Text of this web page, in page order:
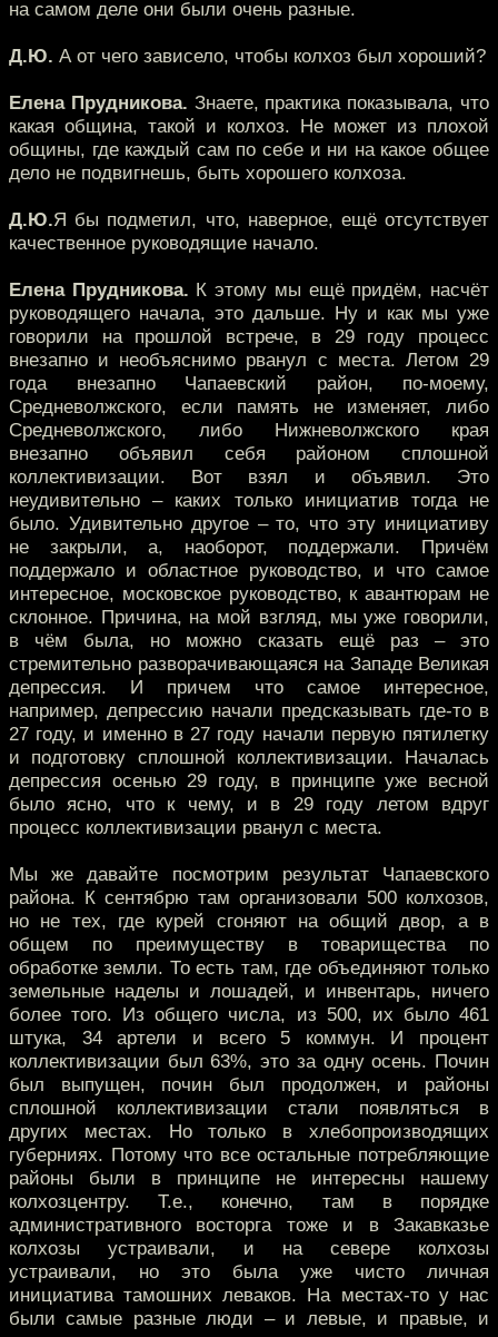
на самом деле они были очень разные.
Д.Ю. А от чего зависело, чтобы колхоз был хороший?
Елена Прудникова. Знаете, практика показывала, что
какая община, такой и колхоз. Не может из плохой
общины, где каждый сам по себе и ни на какое общее
дело не подвигнешь, быть хорошего колхоза.
Д.Ю.Я бы подметил, что, наверное, ещё отсутствует
качественное руководящие начало.
Елена Прудникова. К этому мы ещё придём, насчёт
руководящего начала, это дальше. Ну и как мы уже
говорили на прошлой встрече, в 29 году процесс
внезапно и необъяснимо рванул с места. Летом 29
года внезапно Чапаевский район, по-моему,
Средневолжского, если память не изменяет, либо
Средневолжского, либо Нижневолжского края
внезапно объявил себя районом сплошной
коллективизации. Вот взял и объявил. Это
неудивительно – каких только инициатив тогда не
было. Удивительно другое – то, что эту инициативу
не закрыли, а, наоборот, поддержали. Причём
поддержало и областное руководство, и что самое
интересное, московское руководство, к авантюрам не
склонное. Причина, на мой взгляд, мы уже говорили,
в чём была, но можно сказать ещё раз – это
стремительно разворачивающаяся на Западе Великая
депрессия. И причем что самое интересное,
например, депрессию начали предсказывать где-то в
27 году, и именно в 27 году начали первую пятилетку
и подготовку сплошной коллективизации. Началась
депрессия осенью 29 году, в принципе уже весной
было ясно, что к чему, и в 29 году летом вдруг
процесс коллективизации рванул с места.
Мы же давайте посмотрим результат Чапаевского
района. К сентябрю там организовали 500 колхозов,
но не тех, где курей сгоняют на общий двор, а в
общем по преимуществу в товарищества по
обработке земли. То есть там, где объединяют только
земельные наделы и лошадей, и инвентарь, ничего
более того. Из общего числа, из 500, их было 461
штука, 34 артели и всего 5 коммун. И процент
коллективизации был 63%, это за одну осень. Почин
был выпущен, почин был продолжен, и районы
сплошной коллективизации стали появляться в
других местах. Но только в хлебопроизводящих
губерниях. Потому что все остальные потребляющие
районы были в принципе не интересны нашему
колхозцентру. Т.е., конечно, там в порядке
административного восторга тоже и в Закавказье
колхозы устраивали, и на севере колхозы
устраивали, но это была уже чисто личная
инициатива тамошних леваков. На местах-то у нас
были самые разные люди – и левые, и правые, и